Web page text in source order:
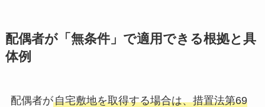
配偶者が「無条件」で適用できる根拠と具
体例
配偶者が自宅敷地を取得する場合は、措置法第69